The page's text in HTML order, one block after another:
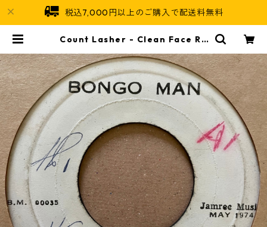
税込7,000円以上のご購入で配送料無料
Count Lasher - Clean Face Ra
l